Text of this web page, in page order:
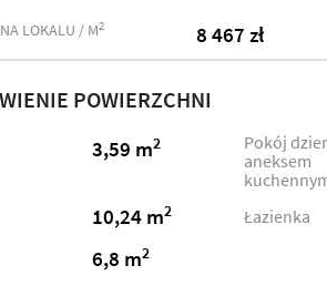
LOKALU / M2 8 467 zł
POWIERZCHNI
3,59 m2
Pokój
aneksem
10,24 m2 Łazienka
6,8 m2